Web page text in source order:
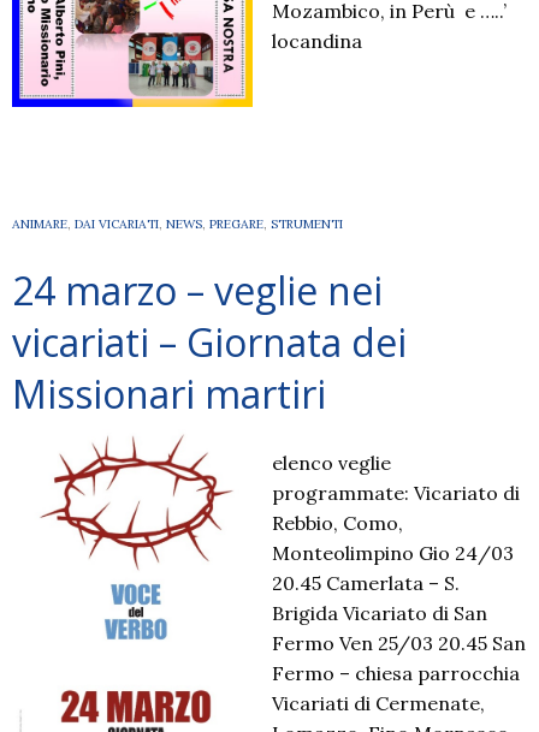
Mozambico, in Perù e …..’
locandina
ANIMARE, DAI VICARIATI, NEWS, PREGARE, STRUMENTI
24 marzo – veglie nei
vicariati – Giornata dei
Missionari martiri
elenco veglie
programmate: Vicariato di
Rebbio, Como,
Monteolimpino Gio 24/03
20.45 Camerlata – S.
Brigida Vicariato di San
Fermo Ven 25/03 20.45 San
Fermo – chiesa parrocchia
Vicariati di Cermenate,